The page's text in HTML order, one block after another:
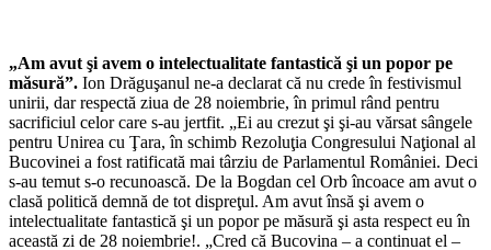
„Am avut şi avem o intelectual­itate fantastică şi un popor pe
măsură”. Ion Drăguşanul ne-a declarat că nu crede în festivismul
unirii, dar respectă ziua de 28 noiembrie, în primul rând pen­tru
sacrificiul celor care s-au jertfit. „Ei au crezut şi şi-au vărsat sângele
pentru Unirea cu Ţara, în schimb Rezoluţia Congresului Naţional al
Bucovinei a fost ratificată mai târziu de Parlamentul României. Deci
s-au temut s-o recunoască. De la Bogdan cel Orb încoace am avut o
clasă politică demnă de tot dispreţul. Am avut însă şi avem o
intelectualitate fan­tastică şi un popor pe măsură şi asta respect eu în
această zi de 28 noiembrie!. „Cred că Bucovina – a continuat el –